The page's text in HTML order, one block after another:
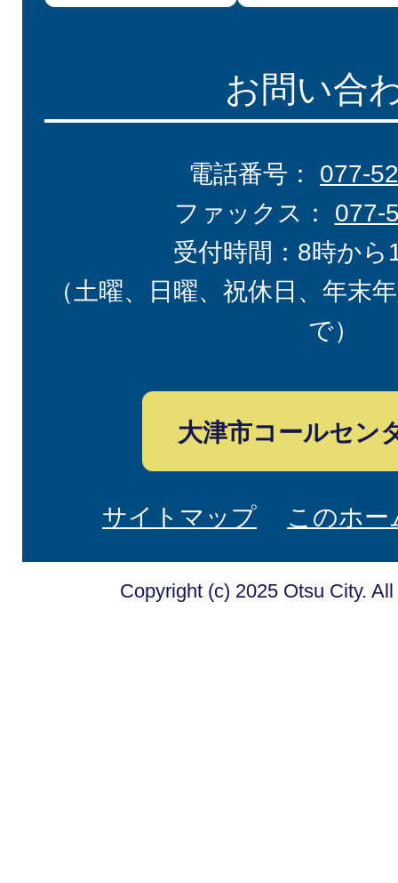
お問い合
電話番号： 077-
ファックス： 077-
受付時間：8時から
（土曜、日曜、祝休日、年末
で）
大津市コールセン
サイトマップ このホ
Copyright (c) 2025 Otsu City.